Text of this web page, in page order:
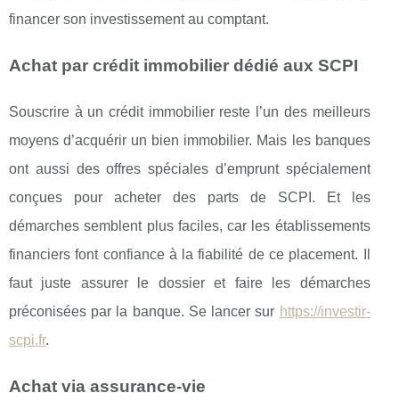
financer son investissement au comptant.
Achat par crédit immobilier dédié aux SCPI
Souscrire à un crédit immobilier reste l’un des meilleurs
moyens d’acquérir un bien immobilier. Mais les banques
ont aussi des offres spéciales d’emprunt spécialement
conçues pour acheter des parts de SCPI. Et les
démarches semblent plus faciles, car les établissements
financiers font confiance à la fiabilité de ce placement. Il
faut juste assurer le dossier et faire les démarches
préconisées par la banque. Se lancer sur https://investir-
scpi.fr.
Achat via assurance-vie